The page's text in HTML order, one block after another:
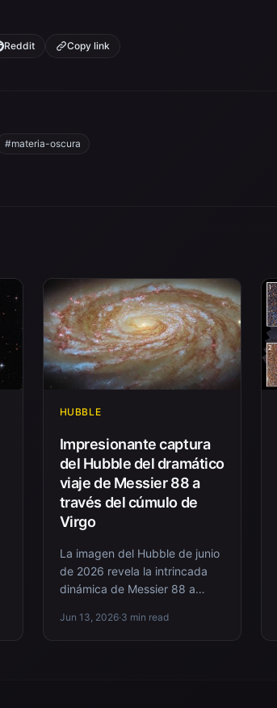
Reddit Copy link
#materia-oscura
HUBBLE
Impresionante captura
del Hubble del dramático
viaje de Messier 88 a
través del cúmulo de
Virgo
La imagen del Hubble de junio
de 2026 revela la intrincada
dinámica de Messier 88 a
través del Cúmulo de Virgo,
Jun 13, 2026·3 min read